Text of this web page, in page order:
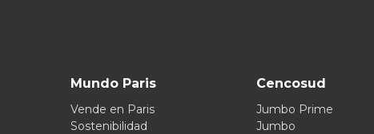
Mundo Paris
Vende en Paris
Sostenibilidad
Cencosud
Jumbo Prime
Jumbo